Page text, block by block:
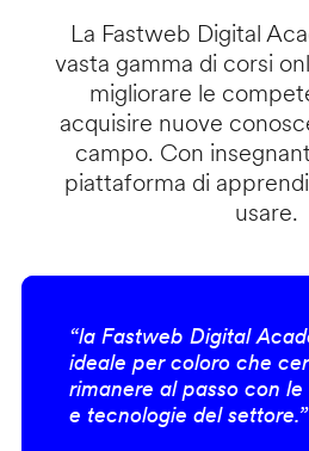
La Fastweb Digital
vasta gamma di corsi
migliorare le
acquisire nuove
campo. Con
piattaforma di
usare.
“la Fastweb Digital
ideale per coloro che
rimanere al passo con
e tecnologie del